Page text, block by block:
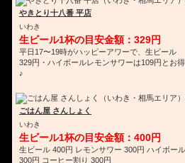
やきとり十八番 平店
いわき
生ビール1杯の目安金額：329円
平日17〜19時がハッピーアワーで、生ビール
329円・ハイボールレモンサワーは109円とお得
♪
ごはん屋 さんしょく
いわき
生ビール1杯の目安金額：400円
生ビール 400円 レモンサワー 300円 ハイボール
300円 コーヒー割り 300円